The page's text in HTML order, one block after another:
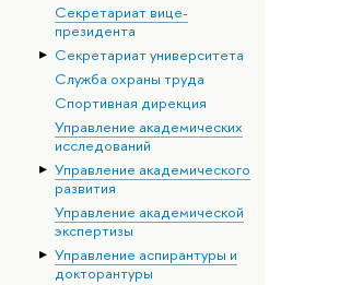
Секретариат вице-
президента
Секретариат университета
Служба охраны труда
Спортивная дирекция
Управление академических
исследований
Управление академического
развития
Управление академической
экспертизы
Управление аспирантуры и
докторантуры